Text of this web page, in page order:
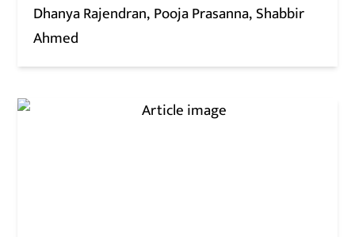
Dhanya Rajendran Pooja Prasanna Shabbir
Ahmed